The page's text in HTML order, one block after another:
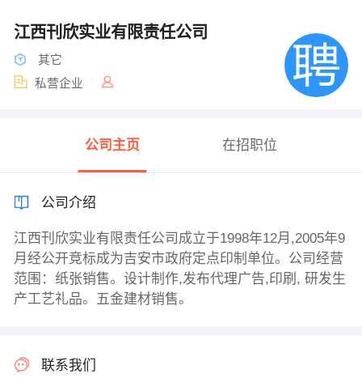
江西刊欣实业有限责任公司
其它
私营企业
公司主页 在招职位
公司介绍
江西刊欣实业有限责任公司成立于1998年12月,2005年9
月经公开竞标成为吉安市政府定点印制单位。公司经营
范围：纸张销售。设计制作,发布代理广告,印刷, 研发生
产工艺礼品。五金建材销售。
联系我们